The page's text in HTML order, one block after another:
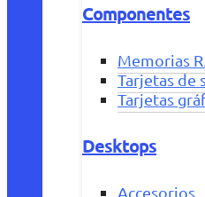
Componentes
Memorias
Tarjetas de
Tarjetas
Desktops
Accesorios